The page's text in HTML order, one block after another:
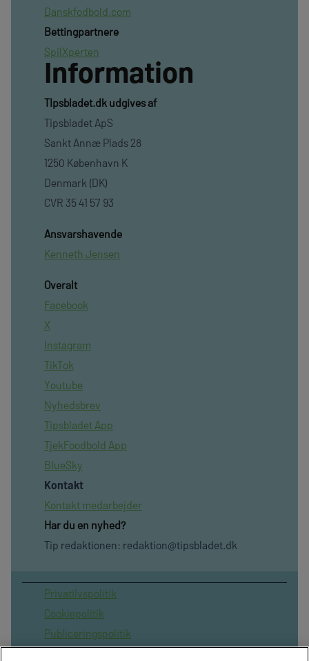
Danskfodbold.com
Bettingpartnere
SpilXperten
Information
TIpsbladet.dk udgives af
Tipsbladet ApS
Sankt Annæ Plads 28
1250 København K
Denmark (DK)
CVR 35 41 57 93
Ansvarshavende
Kenneth Jensen
Overalt
Facebook
X
Instagram
TikTok
Youtube
Nyhedsbrev
Tipsbladet App
TjekFoodbold App
BlueSky
Kontakt
Kontakt medarbejder
Har du en nyhed?
Tip redaktionen: redaktion@tipsbladet.dk
Privatilvspolitik
Cookiepolitik
Publiceringspolitik